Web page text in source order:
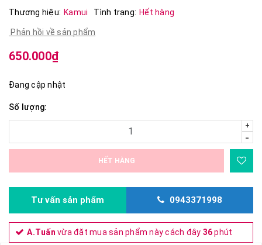
Thương hiệu: Kamui Tình trạng: Hết hàng
Phản hồi về sản phẩm
650.000₫
Đang cập nhật
Số lượng:
+
-
HẾT HÀNG
Tư vấn sản phẩm 0943371998
A.Tuấn vừa đặt mua sản phẩm này cách đây 36phút